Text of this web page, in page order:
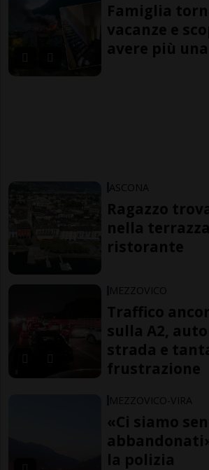
Famiglia
vacanze e
avere più
ASCONA
Ragazzo
nella
ristorante
MEZZOVICO
Traffico
sulla A2,
strada e
frustrazione
MEZZOVICO-VIRA
«Ci siamo
la polizia